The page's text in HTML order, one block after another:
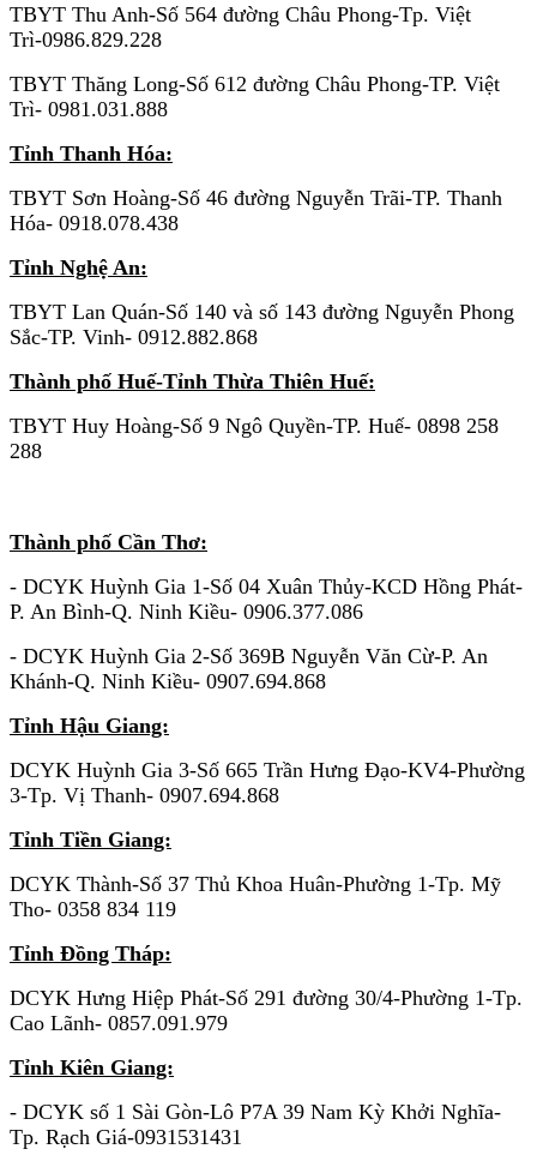
TBYT Thu Anh-Số 564 đường Châu Phong-Tp. Việt
Trì-0986.829.228
TBYT Thăng Long-Số 612 đường Châu Phong-TP. Việt
Trì- 0981.031.888
Tỉnh Thanh Hóa:
TBYT Sơn Hoàng-Số 46 đường Nguyễn Trãi-TP. Thanh
Hóa- 0918.078.438
Tỉnh Nghệ An:
TBYT Lan Quán-Số 140 và số 143 đường Nguyễn Phong
Sắc-TP. Vinh- 0912.882.868
Thành phố Huế-Tỉnh Thừa Thiên Huế:
TBYT Huy Hoàng-Số 9 Ngô Quyền-TP. Huế- 0898 258
288
Thành phố Cần Thơ:
- DCYK Huỳnh Gia 1-Số 04 Xuân Thủy-KCD Hồng Phát-
P. An Bình-Q. Ninh Kiều- 0906.377.086
- DCYK Huỳnh Gia 2-Số 369B Nguyễn Văn Cừ-P. An
Khánh-Q. Ninh Kiều- 0907.694.868
Tỉnh Hậu Giang:
DCYK Huỳnh Gia 3-Số 665 Trần Hưng Đạo-KV4-Phường
3-Tp. Vị Thanh- 0907.694.868
Tỉnh Tiền Giang:
DCYK Thành-Số 37 Thủ Khoa Huân-Phường 1-Tp. Mỹ
Tho- 0358 834 119
Tỉnh Đồng Tháp:
DCYK Hưng Hiệp Phát-Số 291 đường 30/4-Phường 1-Tp.
Cao Lãnh- 0857.091.979
Tỉnh Kiên Giang:
- DCYK số 1 Sài Gòn-Lô P7A 39 Nam Kỳ Khởi Nghĩa-
Tp. Rạch Giá-0931531431